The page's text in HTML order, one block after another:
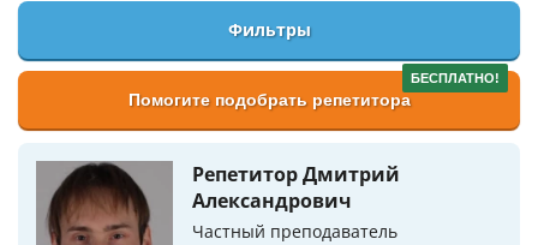
Фильтры
БЕСПЛАТНО!
Помогите подобрать репетитора
Репетитор Дмитрий
Александрович
Частный преподаватель